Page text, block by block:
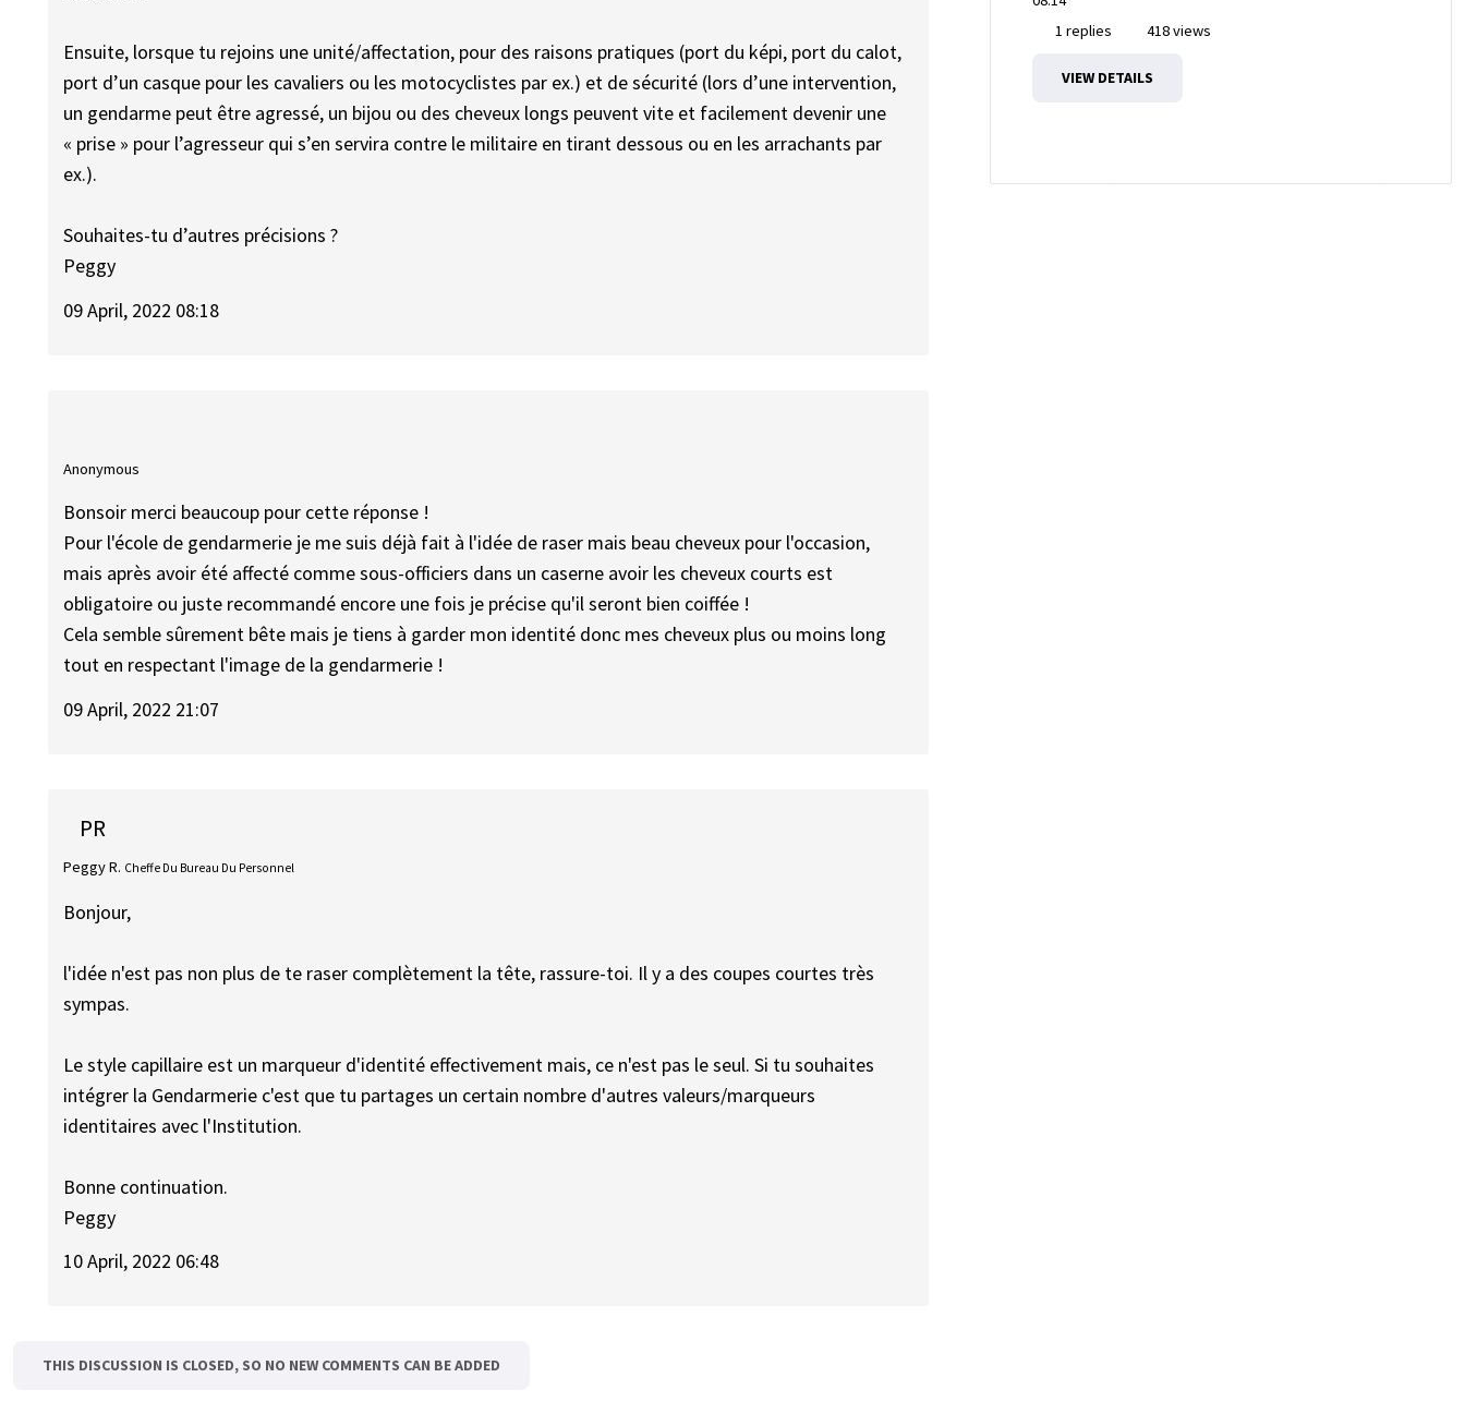
Ensuite, lorsque tu rejoins une unité/affectation, pour des raisons pratiques (port du képi, port du calot,
port d’un casque pour les cavaliers ou les motocyclistes par ex.) et de sécurité (lors d’une intervention,
un gendarme peut être agressé, un bijou ou des cheveux longs peuvent vite et facilement devenir une
« prise » pour l’agresseur qui s’en servira contre le militaire en tirant dessous ou en les arrachants par
ex.).
Souhaites-tu d’autres précisions ?
Peggy
09 April, 2022 08:18
Anonymous
Bonsoir merci beaucoup pour cette réponse !
Pour l'école de gendarmerie je me suis déjà fait à l'idée de raser mais beau cheveux pour l'occasion,
mais après avoir été affecté comme sous-officiers dans un caserne avoir les cheveux courts est
obligatoire ou juste recommandé encore une fois je précise qu'il seront bien coiffée !
Cela semble sûrement bête mais je tiens à garder mon identité donc mes cheveux plus ou moins long
tout en respectant l'image de la gendarmerie !
09 April, 2022 21:07
PR
Peggy R. Cheffe Du Bureau Du Personnel
Bonjour,
l'idée n'est pas non plus de te raser complètement la tête, rassure-toi. Il y a des coupes courtes très
sympas.
Le style capillaire est un marqueur d'identité effectivement mais, ce n'est pas le seul. Si tu souhaites
intégrer la Gendarmerie c'est que tu partages un certain nombre d'autres valeurs/marqueurs
identitaires avec l'Institution.
Bonne continuation.
Peggy
10 April, 2022 06:48
THIS DISCUSSION IS CLOSED, SO NO NEW COMMENTS CAN BE ADDED
1 replies
418 views
VIEW DETAILS